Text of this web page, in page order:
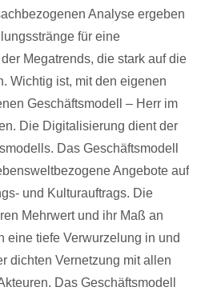
Analyse ergeben
für eine
Megatrends, die stark auf die
Wichtig ist, mit den eigenen
Geschäftsmodell – Herr im
Die Digitalisierung dient der
Das Geschäftsmodell
Angebote auf
und Kulturauftrags. Die
Mehrwert und ihr Maß an
eine tiefe Verwurzelung in und
dichten Vernetzung mit allen
Das Geschäftsmodell